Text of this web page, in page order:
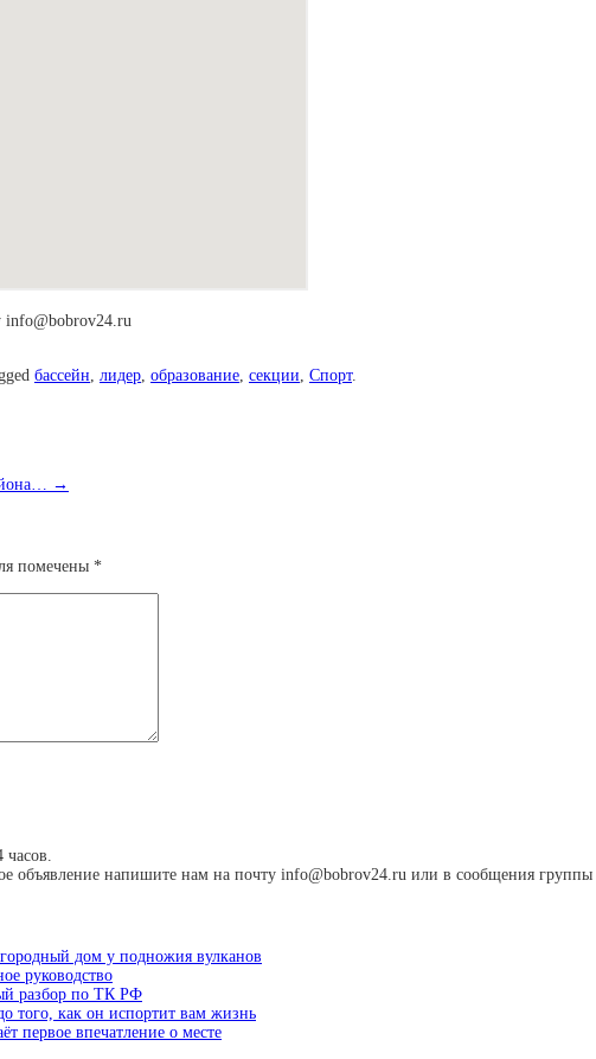
info@bobrov24.ru
бассейн, лидер, образование, секции, Спорт.
→
помечены *
часов.
объявление напишите нам на почту info@bobrov24.ru или в сообщения группы
дом у подножия вулканов
руководство
разбор по ТК РФ
того, как он испортит вам жизнь
первое впечатление о месте